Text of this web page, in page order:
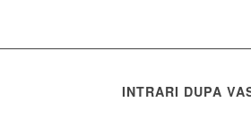
INTRARI DUPA